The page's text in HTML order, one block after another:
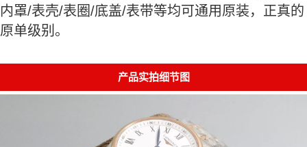
内罩/表壳/表圈/底盖/表带等均可通用原装，正真的
原单级别。
产品实拍细节图